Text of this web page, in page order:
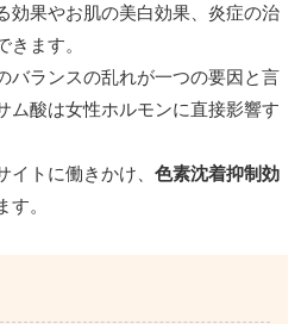
効果やお肌の美白効果、炎症の治
ます。
バランスの乱れが一つの要因と言
ム酸は女性ホルモンに直接影響す
トに働きかけ、 色素沈着抑制効
す。